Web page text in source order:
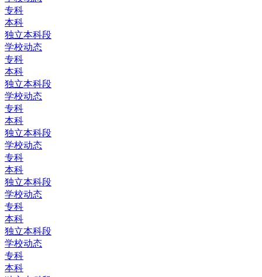
专科
本科
独立本科段
学校动态
专科
本科
独立本科段
学校动态
专科
本科
独立本科段
学校动态
专科
本科
独立本科段
学校动态
专科
本科
独立本科段
学校动态
专科
本科